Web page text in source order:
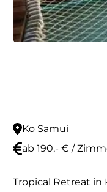
Ko Samui
ab 190,- € /
Tropical Retreat in